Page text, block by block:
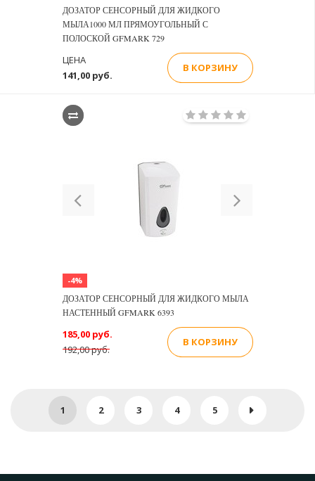
ДОЗАТОР СЕНСОРНЫЙ ДЛЯ ЖИДКОГО
МЫЛА1000 МЛ ПРЯМОУГОЛЬНЫЙ С
ПОЛОСКОЙ GFMARK 729
141,00 руб.
ЦЕНА
В КОРЗИНУ
-4%
ДОЗАТОР СЕНСОРНЫЙ ДЛЯ ЖИДКОГО МЫЛА
НАСТЕННЫЙ GFMARK 6393
192,00 руб.
185,00 руб.
В КОРЗИНУ
1 2 3 4 5